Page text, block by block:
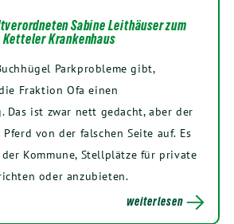
Sabine Leithäuser zum
Krankenhaus
Parkprobleme gibt,
Fraktion Ofa einen
Das ist zwar nett gedacht, aber der
von der falschen Seite auf. Es
Kommune, Stellplätze für private
oder anzubieten.
weiterlesen